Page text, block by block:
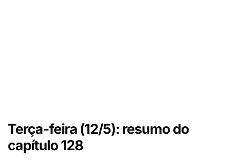
Terça-feira (12/5): resumo do
capítulo 128